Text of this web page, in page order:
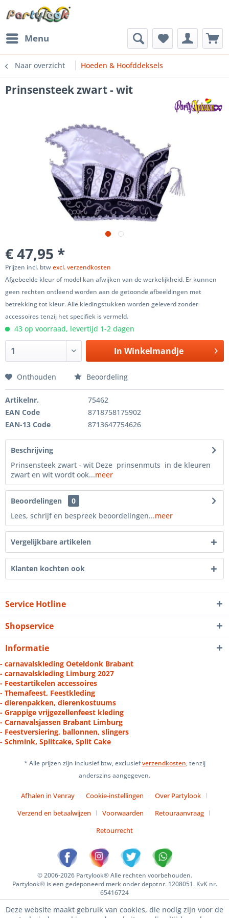
Menu
Naar overzicht Hoeden & Hoofddeksels
Prinsensteek zwart - wit
€ 47,95 *
Prijzen incl. btwexcl. verzendkosten
Afgebeelde kleur of model kan afwijken van de werkelijkheid. Er kunnen
geen rechten ontleend worden aan de getoonde afbeeldingen met
betrekking tot kleur. Alle kledingstukken worden geleverd zonder
accessoires tenzij het specifiek is vermeld.
43 op voorraad, levertijd 1-2 dagen
In Winkelmandje
Onthouden Beoordeling
Artikelnr.
75462
EAN Code
8718758175902
EAN-13 Code
8713647754626
Beschrijving
Prinsensteek zwart - wit Deze prinsenmuts in de kleuren
zwart en wit wordt ook...meer
Beoordelingen
0
Lees, schrijf en bespreek beoordelingen...meer
Vergelijkbare artikelen
Klanten kochten ook
Service Hotline
Shopservice
Informatie
- carnavalskleding Oeteldonk Brabant
- carnavalskleding Limburg 2027
- Feestartikelen accessoires
- Themafeest, Feestkleding
- dierenpakken, dierenkostuums
- Grappige vrijgezellenfeest kleding
- Carnavalsjassen Brabant Limburg
- Feestversiering, ballonnen, slingers
- Schmink, Splitcake, Split Cake
* Alle prijzen zijn inclusief btw, exclusiefverzendkosten, tenzij
anderszins aangegeven.
Afhalen in Venray Cookie-instellingen
Over Partylook
Verzend en betaalwijzen
Voorwaarden
Retouraanvraag
Retourrecht
© 2006-2026 Partylook® Alle rechten voorbehouden.
Partylook® is een gedeponeerd merk onder depotnr. 1208051. KvK nr.
65416724
Deze website maakt gebruik van cookies, die nodig zijn voor de